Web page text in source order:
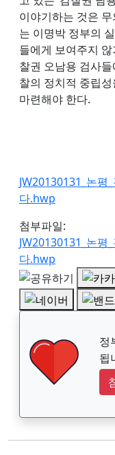
이야기하는 것은
는 이명박 정부의
들에게 보여주지
찰권 오남용 검사
찰의 정치적 중립
마련해야 한다.
JW20130131_논평
다.hwp
첨부파일:
JW20130131_논평
다.hwp
정
됩